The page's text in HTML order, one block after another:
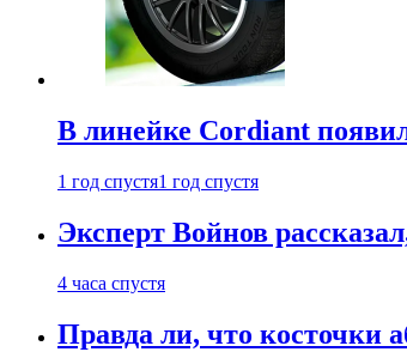
В линейке Cordiant
1 год спустя1 год спустя
Эксперт Войнов
4 часа спустя
Правда ли, что косточки